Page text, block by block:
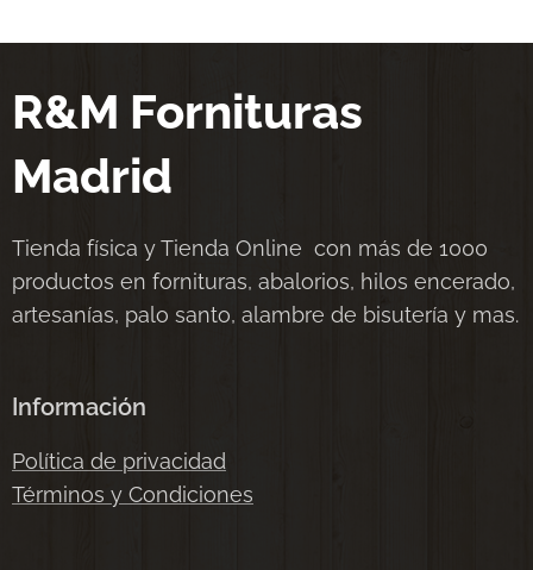
R&M Fornituras
Madrid
Tienda física y Tienda Online con más de 1000
productos en fornituras, abalorios, hilos encerado,
artesanías, palo santo, alambre de bisutería y mas.
Información
Política de privacidad
Términos y Condiciones